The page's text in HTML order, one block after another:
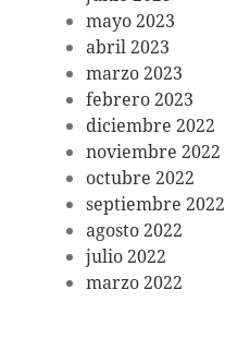
mayo 2023
abril 2023
marzo 2023
febrero 2023
diciembre 2022
noviembre 2022
octubre 2022
septiembre 2022
agosto 2022
julio 2022
marzo 2022